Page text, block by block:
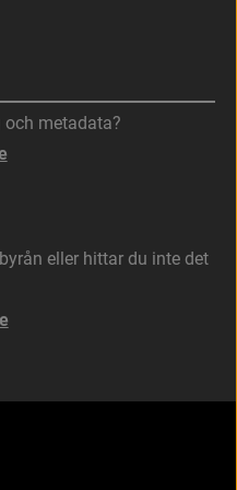
metadata?
eller hittar du inte det